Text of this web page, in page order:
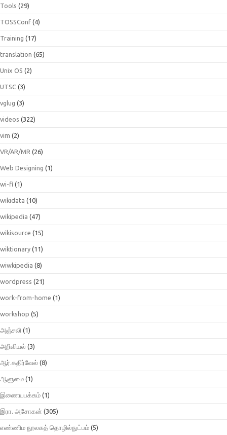
Tools (29)
TOSSConf (4)
Training (17)
translation (65)
Unix OS (2)
UTSC (3)
vglug (3)
videos (322)
vim (2)
VR/AR/MR (26)
Web Designing (1)
wi-fi (1)
wikidata (10)
wikipedia (47)
wikisource (15)
wiktionary (11)
wiwkipedia (8)
wordpress (21)
work-from-home (1)
workshop (5)
அஞ்சலி (1)
அறிவியல் (3)
ஆர்.கதிர்வேல் (8)
ஆளுமை (1)
இணையபக்கம் (1)
இரா. அசோகன் (305)
எண்ணிம நூலகத் தொழில்நுட்பம் (5)